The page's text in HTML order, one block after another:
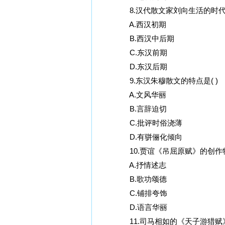
8.汉代散文家刘向生活的时
A.西汉初期
B.西汉中后期
C.东汉前期
D.东汉后期
9.东汉朱穆散文的特点是( )
A.文风华丽
B.言辞迫切
C.批评时俗浇薄
D.有骈俪化倾向
10.贾谊《吊屈原赋》的创作
A.抒情述志
B.歌功颂德
C.铺排夸饰
D.语言华丽
11.司马相如的《天子游猎赋